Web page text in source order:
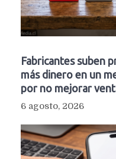
Fabricantes suben
más dinero en un
por no mejorar
6 agosto, 2026